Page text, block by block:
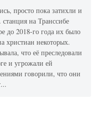
просто пока затихли и
на Транссибе
до 2018-го года их было
христиан некоторых.
что её преследовали
и угрожали ей
говорили, что они